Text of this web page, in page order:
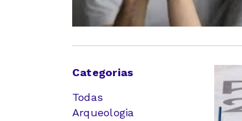
Categorias
Todas
Arqueologia